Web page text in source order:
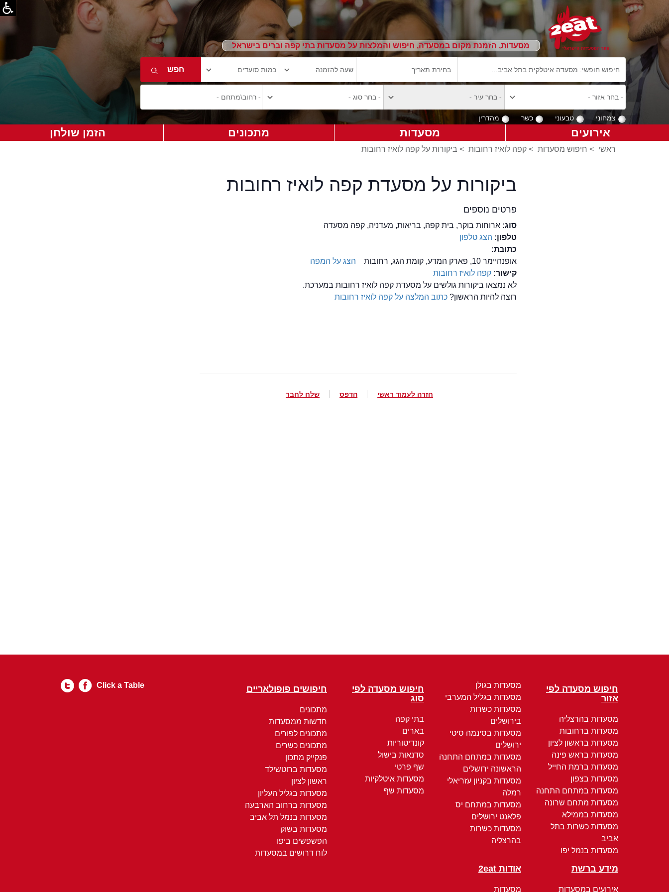
מסעדות, הזמנת מקום במסעדה, חיפוש והמלצות על מסעדות בתי קפה וברים בישראל
צמחוני טבעוני כשר מהדרין
אירועים מסעדות מתכונים הזמן שולחן
ראשי > חיפוש מסעדות > קפה לואיז רחובות > ביקורות על קפה לואיז רחובות
ביקורות על מסעדת קפה לואיז רחובות
פרטים נוספים
סוג:ארוחות בוקר, בית קפה, בריאות, מעדניה, קפה מסעדה
טלפון: הצג טלפון
כתובת:
אופנהיימר 10, פארק המדע, קומת הגג, רחובות
הצג על המפה
קישור:קפה לואיז רחובות
לא נמצאו ביקורות גולשים על מסעדת קפה לואיז רחובות במערכת.
רוצה להיות הראשון?כתוב המלצה על קפה לואיז רחובות
חזרה לעמוד ראשי הדפס שלח לחבר
חיפוש מסעדה לפי
אזור
מסעדות בהרצליה
מסעדות ברחובות
מסעדות בראשון לציון
מסעדות בראש פינה
מסעדות ברמת החייל
מסעדות בצפון
מסעדות במתחם התחנה
מסעדות מתחם שרונה
מסעדות בממילא
מסעדות כשרות בתל
אביב
מסעדות בנמל יפו
מסעדות בגולן
מסעדות בגליל המערבי
מסעדות כשרות
בירושלים
מסעדות בסינמה סיטי
ירושלים
מסעדות במתחם התחנה
הראשונה ירושלים
מסעדות בקניון עזריאלי
רמלה
מסעדות במתחם יס
פלאנט ירושלים
מסעדות כשרות
בהרצליה
חיפוש מסעדה לפי
סוג
בתי קפה
בארים
קונדיטוריות
סדנאות בישול
שף פרטי
מסעדות איטלקיות
מסעדות שף
חיפושים פופולאריים
מתכונים
חדשות ממסעדות
מתכונים לפורים
מתכונים כשרים
פנקייק מתכון
מסעדות ברוטשילד
ראשון לציון
מסעדות בגליל העליון
מסעדות ברחוב הארבעה
מסעדות בנמל תל אביב
מסעדות בשוק
הפשפשים ביפו
לוח דרושים במסעדות
מידע ברשת
אירועים במסעדות
אודות 2eat
מסעדות
Click a Table